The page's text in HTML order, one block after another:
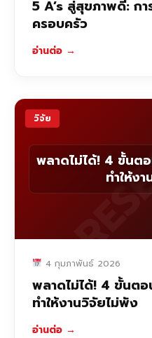
5 A’s สู่สุขภาพดี: ก
ครอบครัว
อ่านต่อ →
วิจัย
พลาดไม่ได้! 4 ขั้นต
ทำให้ง
4 กุมภาพันธ์ 2026
พลาดไม่ได้! 4 ขั้นต
ทำให้งานวิจัยไม่พัง
อ่านต่อ →